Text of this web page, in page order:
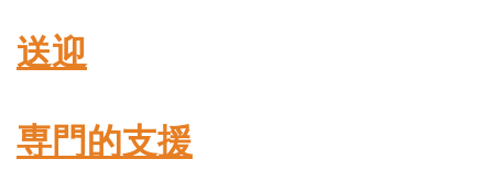
送迎
専門的支援